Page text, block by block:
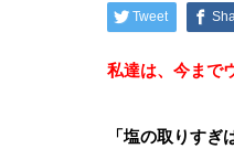
Tweet
私達は、今まで
「塩の取りす